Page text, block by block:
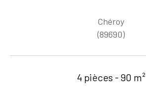
Chéroy
(89690)
4 pièces - 90 m²